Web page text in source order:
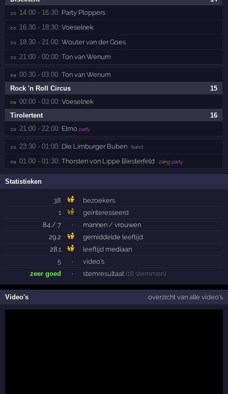
zo 14:00 - 16:30: Party Ploppers
zo 16:30 - 18:30: Voeselnek
zo 18:30 - 21:00: Wouter van der Goes
zo 21:00 - 00:00: Ton van Wenum
ma 00:30 - 03:00: Ton van Wenum
15
Rock 'n Roll Circus
ma 00:00 - 03:00: Voeselnek
16
Tirolertent
zo 21:00 - 22:00: Elmo party
zo 23:30 - 01:00: Die Limburger Buben · band
ma 01:00 - 01:30: Thorsten von Lippe Biesterfeld · zang party
Statistieken
38
bezoekers
1
geïnteresseerd
84 / 7
·
mannen / vrouwen
29.2
gemiddelde leeftijd
28.1
leeftijd mediaan
5
·
video's
zeer goed
· stemresultaat (18 stemmen)
Video's overzicht van alle video's